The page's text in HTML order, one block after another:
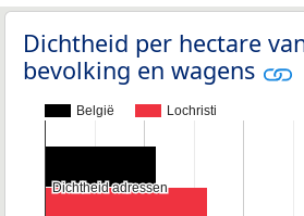
Dichtheid per hectare
bevolking en wagens
België Lochristi
Dichtheid adressen
Dichtheid adressen